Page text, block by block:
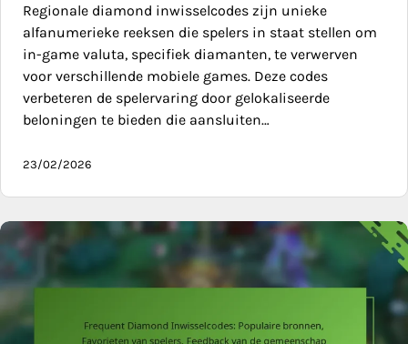
Regionale diamond inwisselcodes zijn unieke
alfanumerieke reeksen die spelers in staat stellen om
in-game valuta, specifiek diamanten, te verwerven
voor verschillende mobiele games. Deze codes
verbeteren de spelervaring door gelokaliseerde
beloningen te bieden die aansluiten…
23/02/2026